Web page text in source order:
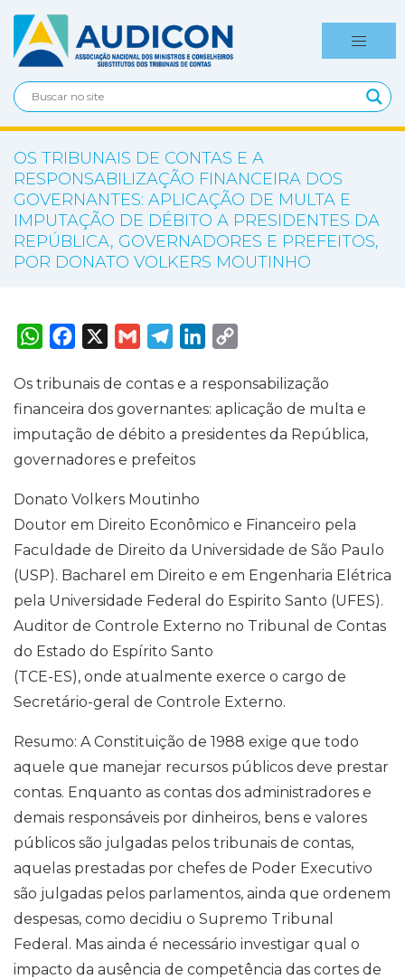
OS TRIBUNAIS DE CONTAS E A
RESPONSABILIZAÇÃO FINANCEIRA DOS
GOVERNANTES: APLICAÇÃO DE MULTA E
IMPUTAÇÃO DE DÉBITO A PRESIDENTES DA
REPÚBLICA, GOVERNADORES E PREFEITOS,
POR DONATO VOLKERS MOUTINHO
W
h
s
A
p
p
F
a
b
o
o
k
X
G
m
l
T
e
g
r
a
m
L
e
d
I
n
L
i
n
k
Os tribunais de contas e a responsabilização
financeira dos governantes: aplicação de multa e
imputação de débito a presidentes da República,
governadores e prefeitos
Donato Volkers Moutinho
Doutor em Direito Econômico e Financeiro pela
Faculdade de Direito da Universidade de São Paulo
(USP). Bacharel em Direito e em Engenharia Elétrica
pela Universidade Federal do Espirito Santo (UFES).
Auditor de Controle Externo no Tribunal de Contas
do Estado do Espírito Santo
(TCE-ES), onde atualmente exerce o cargo de
Secretário-geral de Controle Externo.
Resumo: A Constituição de 1988 exige que todo
aquele que manejar recursos públicos deve prestar
contas. Enquanto as contas dos administradores e
demais responsáveis por dinheiros, bens e valores
públicos são julgadas pelos tribunais de contas,
aquelas prestadas por chefes de Poder Executivo
são julgadas pelos parlamentos, ainda que ordenem
despesas, como decidiu o Supremo Tribunal
Federal. Mas ainda é necessário investigar qual o
impacto da ausência de competência das cortes de